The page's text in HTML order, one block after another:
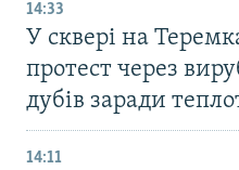
14:33
У сквері на
протест через
дубів заради
14:11